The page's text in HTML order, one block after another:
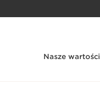
Nasze wartości